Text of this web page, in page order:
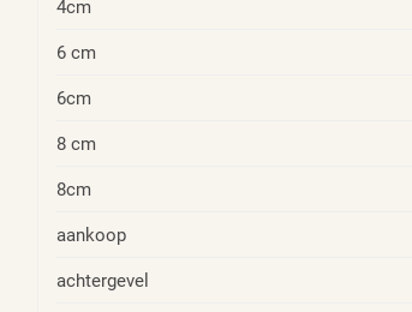
4cm
6 cm
6cm
8 cm
8cm
aankoop
achtergevel